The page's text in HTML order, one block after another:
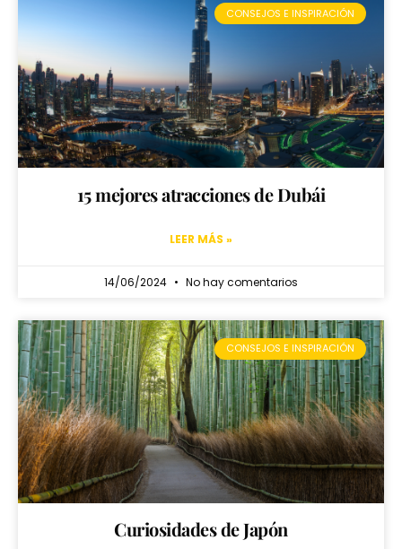
CONSEJOS E INSPIRACIÓN
15 mejores atracciones de Dubái
LEER MÁS »
14/06/2024 No hay comentarios
CONSEJOS E INSPIRACIÓN
Curiosidades de Japón